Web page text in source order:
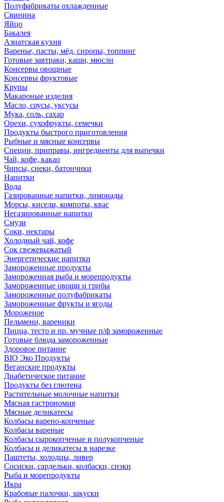
Полуфабрикаты охлажденные
Свинина
Яйцо
Бакалея
Азиатская кухня
Варенье, пасты, мёд, сиропы, топпинг
Готовые завтраки, каши, мюсли
Консервы овощные
Консервы фруктовые
Крупы
Макароные изделия
Масло, соусы, уксусы
Мука, соль, сахар
Орехи, сухофрукты, семечки
Продукты быстрого приготовления
Рыбные и мясные консервы
Специи, приправы, ингредиенты для выпечки
Чай, кофе, какао
Чипсы, снеки, батончики
Напитки
Вода
Газированные напитки, лимонады
Морсы, кисели, компоты, квас
Негазированные напитки
Смузи
Соки, нектары
Холодный чай, кофе
Сок свежевыжатый
Энергетические напитки
Замороженные продукты
Замороженная рыба и морепродукты
Замороженные овощи и грибы
Замороженные полуфабрикаты
Замороженные фрукты и ягоды
Мороженое
Пельмени, вареники
Пицца, тесто и пр. мучные п/ф замороженные
Готовые блюда замороженные
Здоровое питание
BIO Эко Продукты
Веганские продукты
Диабетическое питание
Продукты без глютена
Растительные молочные напитки
Мясная гастрономия
Мясные деликатесы
Колбасы варено-копченые
Колбасы вареные
Колбасы сырокопченые и полукопченые
Колбасы и деликатесы в нарезке
Паштеты, холодцы, ливер
Сосиски, сардельки, колбаски, снэки
Рыба и морепродукты
Икра
Крабовые палочки, закуски